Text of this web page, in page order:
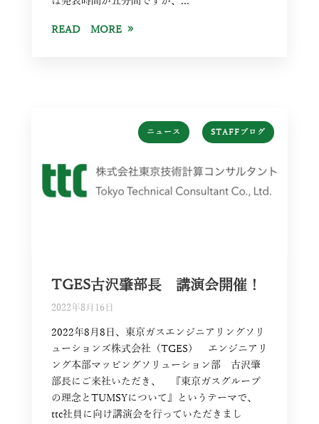
READ MORE
ニュース , STAFFブログ
TGES古沢肇部長 講演会開催！
2022年8月16日
2022年8月8日、東京ガスエンジニアリングソリ
ューションズ株式会社（TGES） エンジニアリ
ング本部マッピングソリューション部 古沢肇
部長にご来社いただき、 『東京ガスグループ
の理念とTUMSYについて』というテーマで、
ttc社員に向け講演会を行っていただきまし